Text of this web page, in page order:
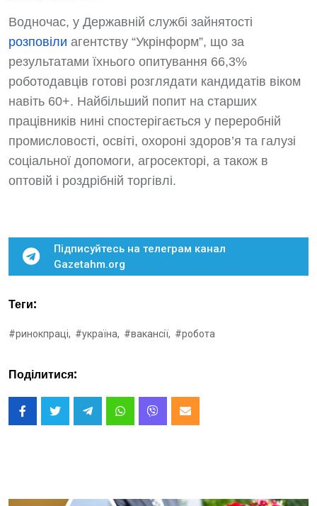
Водночас, у Державній службі зайнятості
розповіли агентству “Укрінформ”, що за
результатами їхнього опитування 66,3%
роботодавців готові розглядати кандидатів віком
навіть 60+. Найбільший попит на старших
працівників нині спостерігається у переробній
промисловості, освіті, охороні здоров’я та галузі
соціальної допомоги, агросекторі, а також в
оптовій і роздрібній торгівлі.
Підписуйтесь на телеграм канал
Gazetahm.org
Теги:
#ринокпраці, #україна, #вакансії, #робота
Поділитися: